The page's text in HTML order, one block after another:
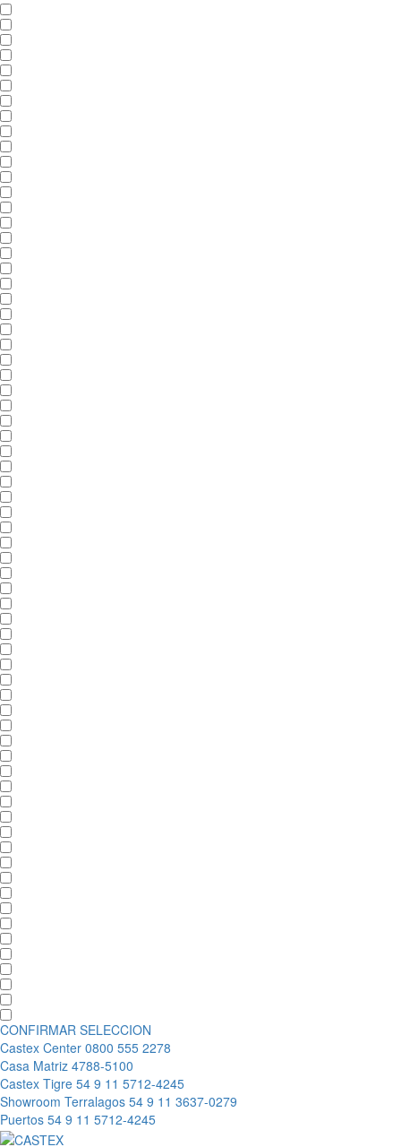
CONFIRMAR SELECCION
Castex Center 0800 555 2278
Casa Matriz 4788-5100
Castex Tigre 54 9 11 5712-4245
Showroom Terralagos 54 9 11 3637-0279
Puertos 54 9 11 5712-4245